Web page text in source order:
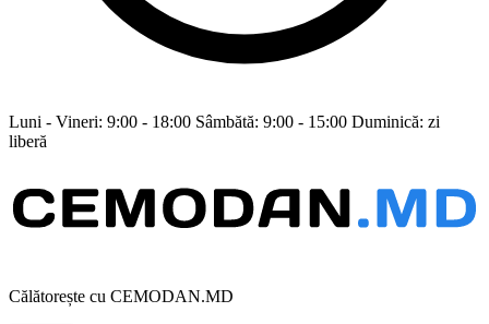
Luni - Vineri: 9:00 - 18:00 Sâmbătă: 9:00 - 15:00 Duminică: zi
liberă
Călătorește cu CEMODAN.MD